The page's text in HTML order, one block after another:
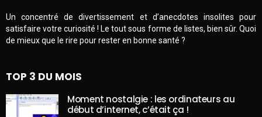
Un concentré de divertissement et d’anecdotes insolites pour
satisfaire votre curiosité ! Le tout sous forme de listes, bien sûr. Quoi
de mieux que le rire pour rester en bonne santé ?
TOP 3 DU MOIS
Moment nostalgie : les ordinateurs au
début d’internet, c’était ça !